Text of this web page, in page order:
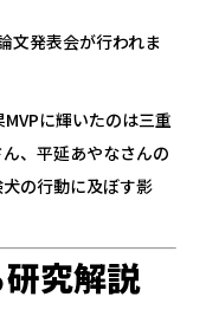
文発表会が行われま
に輝いたのは三重
、平延あやなさんの
の行動に及ぼす影
究解説